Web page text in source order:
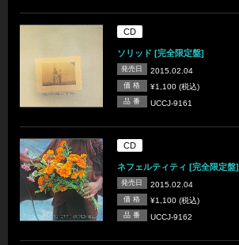
CD
ソリッド [完全限定盤]
発売日 2015.02.04
価 格 ¥1,100 (税込)
品 番 UCCJ-9161
CD
ネフェルティティ [完全限定盤]
発売日 2015.02.04
価 格 ¥1,100 (税込)
品 番 UCCJ-9162